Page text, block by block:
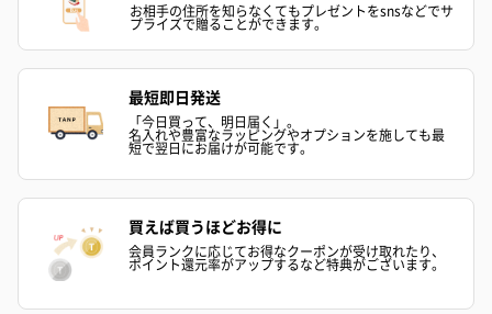
紅茶・コーヒー・スイーツ
紅茶・コーヒー・スイーツを同梱してお届けいたします。ギフト
への＋αにおすすめです。
お相手の住所を知らなくてもプレゼントをsnsなどでサ
プライズで贈ることができます。
最短即日発送
「今日買って、明日届く」。
名入れや豊富なラッピングやオプションを施しても最
短で翌日にお届けが可能です。
買えば買うほどお得に
会員ランクに応じてお得なクーポンが受け取れたり、
ポイント還元率がアップするなど特典がございます。